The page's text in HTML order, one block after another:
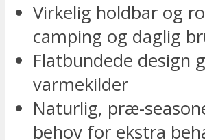
Virkelig holdbar og
camping og daglig
Flatbundede design
varmekilder
Naturlig, præ-
behov for ekstra